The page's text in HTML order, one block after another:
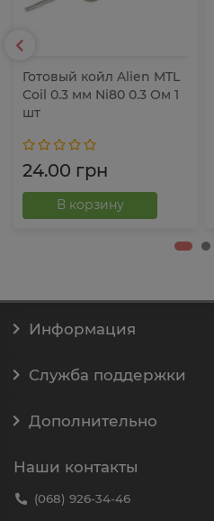
Готовый койл Alien MTL
Coil 0.3 мм Ni80 0.3 Ом 1
шт
24.00 грн
В корзину
Информация
Служба поддержки
Дополнительно
Наши контакты
(068) 926-34-46